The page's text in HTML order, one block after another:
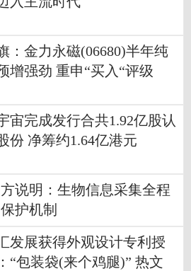
：金力永磁(06680)半年纯
增强劲 重申“买入“评级
宙完成发行合共1.92亿股认
份 净筹约1.64亿港元
说明：生物信息采集全程
护机制
发展获得外观设计专利授
“包装袋(来个鸡腿)” 热文